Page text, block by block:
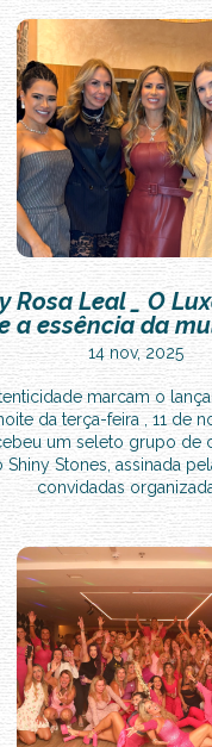
Rosa Leal _ O
a essência da
14 nov, 2025
marcam o
da terça-feira , 11 de
um seleto grupo de
Stones, assinada
convidadas